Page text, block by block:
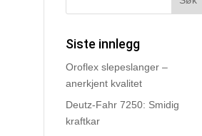
Siste innlegg
Oroflex slepeslanger –
anerkjent kvalitet
Deutz-Fahr 7250: Smidig
kraftkar